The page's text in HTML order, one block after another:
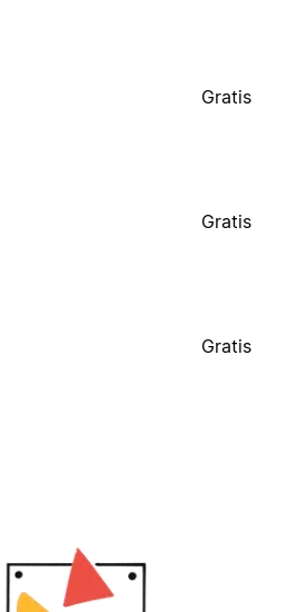
Gratis
Gratis
Gratis